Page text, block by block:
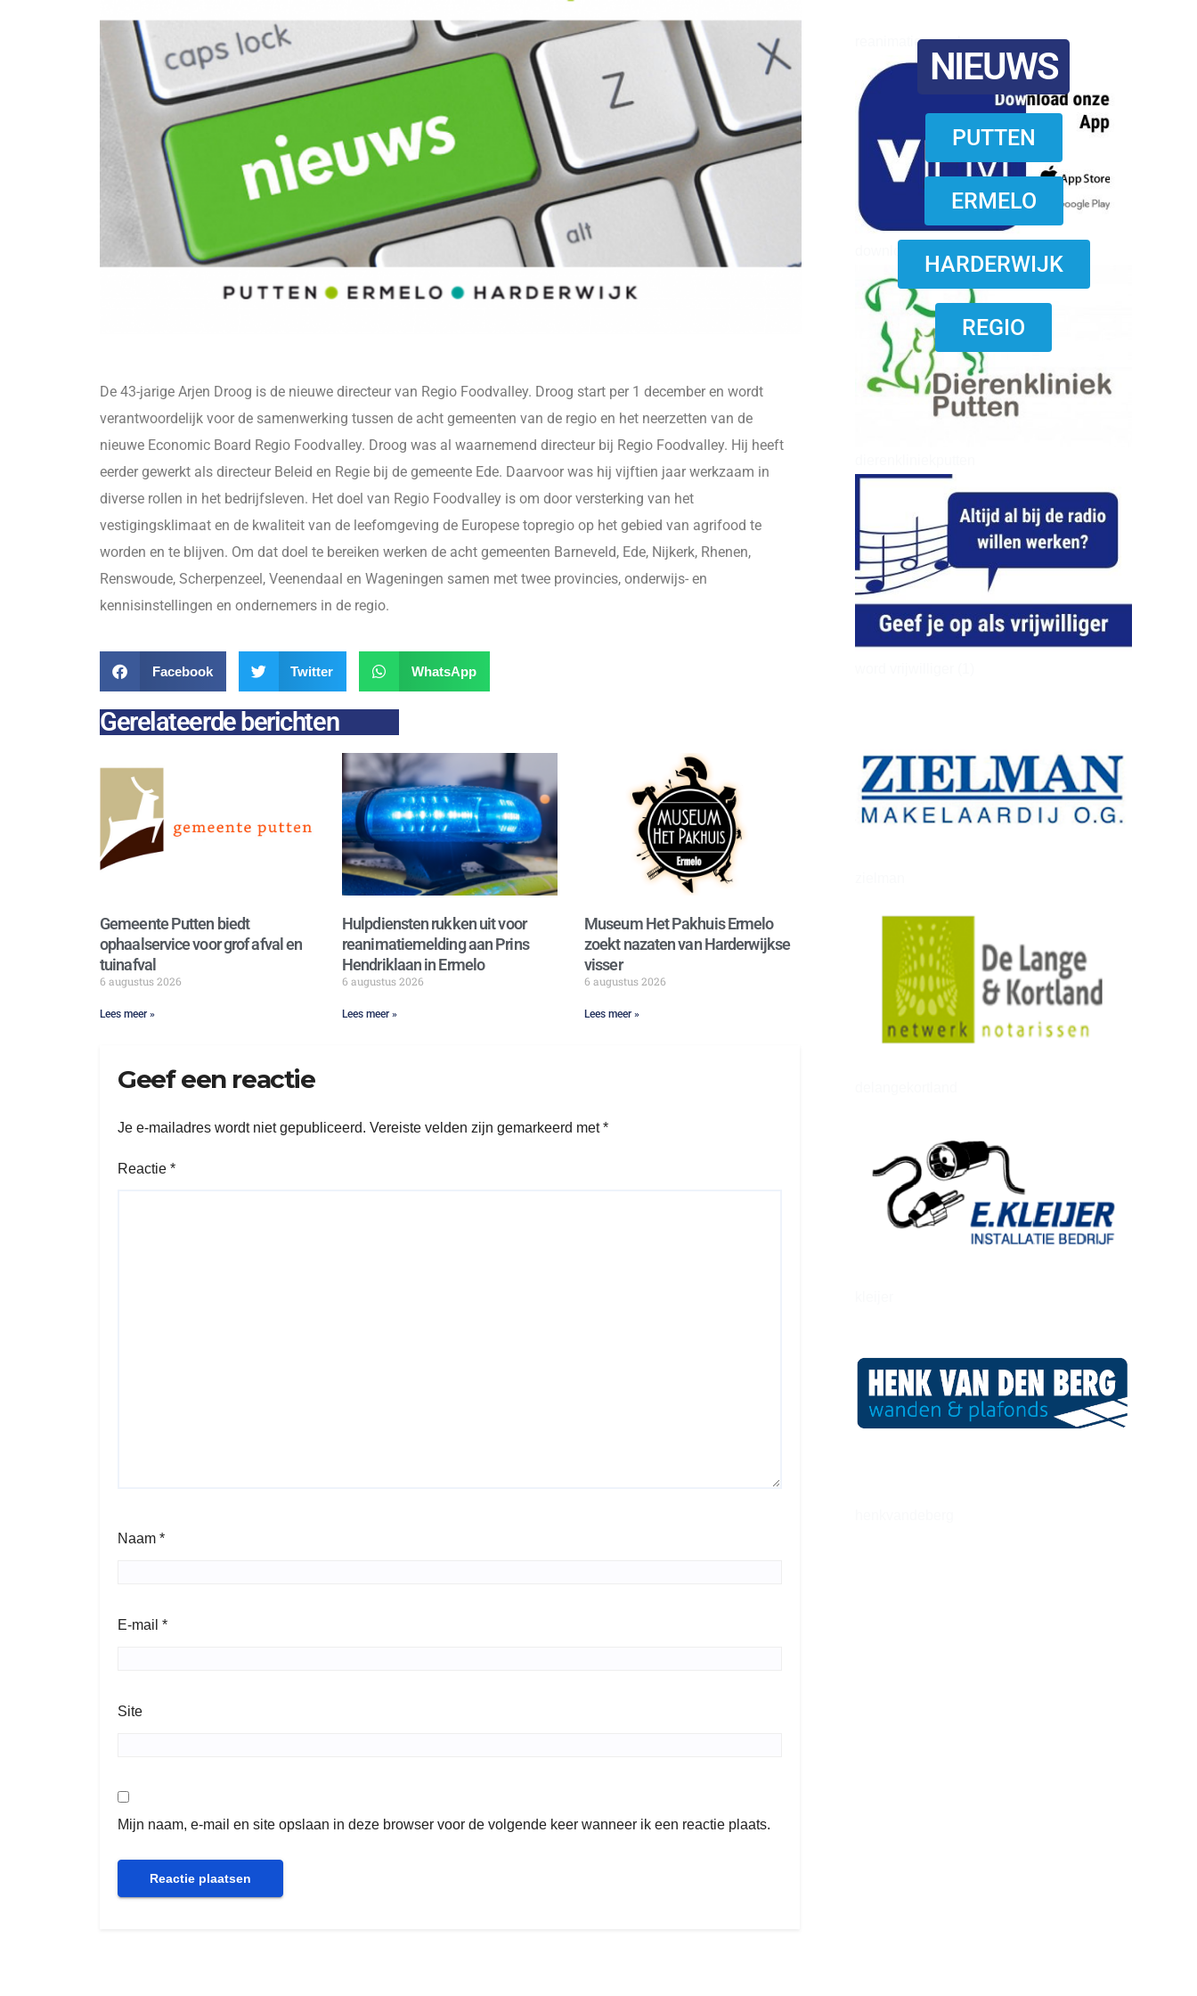
reanimatie ermelo
NIEUWS
PUTTEN
ERMELO
HARDERWIJK
REGIO
De 43-jarige Arjen Droog is de nieuwe directeur van Regio Foodvalley. Droog start per 1 december en wordt
verantwoordelijk voor de samenwerking tussen de acht gemeenten van de regio en het neerzetten van de
nieuwe Economic Board Regio Foodvalley. Droog was al waarnemend directeur bij Regio Foodvalley. Hij heeft
eerder gewerkt als directeur Beleid en Regie bij de gemeente Ede. Daarvoor was hij vijftien jaar werkzaam in
diverse rollen in het bedrijfsleven. Het doel van Regio Foodvalley is om door versterking van het
vestigingsklimaat en de kwaliteit van de leefomgeving de Europese topregio op het gebied van agrifood te
worden en te blijven. Om dat doel te bereiken werken de acht gemeenten Barneveld, Ede, Nijkerk, Rhenen,
Renswoude, Scherpenzeel, Veenendaal en Wageningen samen met twee provincies, onderwijs- en
kennisinstellingen en ondernemers in de regio.
Facebook Twitter WhatsApp
Gerelateerde berichten
Gemeente Putten biedt
ophaalservice voor grof afval en
tuinafval
6 augustus 2026
Lees meer »
Hulpdiensten rukken uit voor
reanimatiemelding aan Prins
Hendriklaan in Ermelo
6 augustus 2026
Lees meer »
Museum Het Pakhuis Ermelo
zoekt nazaten van Harderwijkse
visser
6 augustus 2026
Lees meer »
Geef een reactie
Je e-mailadres wordt niet gepubliceerd. Vereiste velden zijn gemarkeerd met*
Reactie *
Naam *
E-mail *
Site
Mijn naam, e-mail en site opslaan in deze browser voor de volgende keer wanneer ik een reactie plaats.